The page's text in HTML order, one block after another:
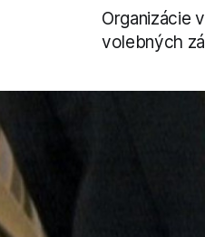
Organizácie
volebných